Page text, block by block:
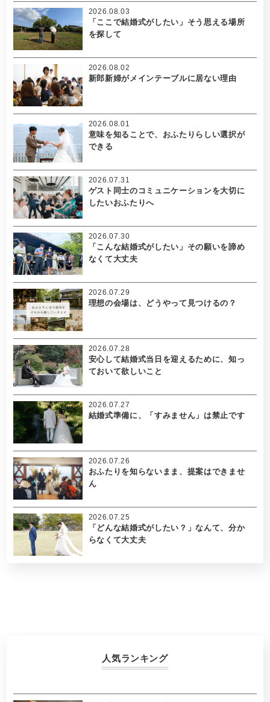
「ここで結婚式がしたい」そう思える場所
を探して
2026.08.03
新郎新婦がメインテーブルに居ない理由
2026.08.02
意味を知ることで、おふたりらしい選択が
できる
2026.08.01
ゲスト同士のコミュニケーションを大切に
したいおふたりへ
2026.07.31
「こんな結婚式がしたい」その願いを諦め
なくて大丈夫
2026.07.30
理想の会場は、どうやって見つけるの？
2026.07.29
安心して結婚式当日を迎えるために、知っ
ておいて欲しいこと
2026.07.28
結婚式準備に、「すみません」は禁止です
2026.07.27
おふたりを知らないまま、提案はできませ
ん
2026.07.26
「どんな結婚式がしたい？」なんて、分か
らなくて大丈夫
2026.07.25
人気ランキング